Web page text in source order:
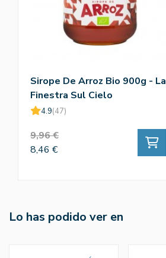
Sirope De Arroz Bio 900g - La
Finestra Sul Cielo
4.9(47)
9,96 €
8,46 €
Lo has podido ver en